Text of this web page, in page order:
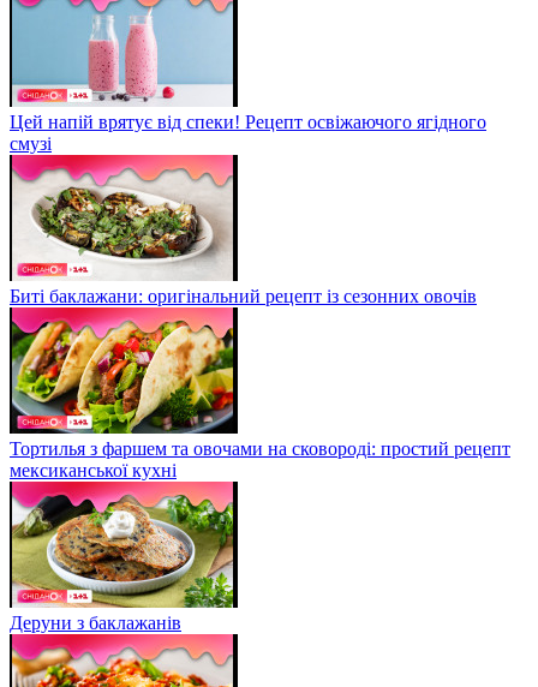
Цей напій врятує від спеки! Рецепт освіжаючого ягідного
смузі
Биті баклажани: оригінальний рецепт із сезонних овочів
Тортилья з фаршем та овочами на сковороді: простий рецепт
мексиканської кухні
Деруни з баклажанів